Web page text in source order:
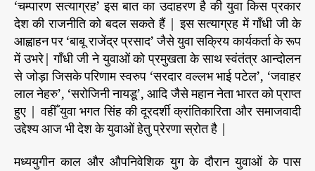
‘चम्पारण सत्याग्रह’ इस बात का उदाहरण है की युवा किस प्रकार
देश की राजनीति को बदल सकते हैं | इस सत्याग्रह में गाँधी जी के
आह्वाहन पर ‘बाबू राजेंद्र प्रसाद’ जैसे युवा सक्रिय कार्यकर्ता के रूप
में उभरे| गाँधी जी ने युवाओं को प्रमुखता के साथ स्वंतंत्र आन्दोलन
से जोड़ा जिसके परिणाम स्वरुप ‘सरदार वल्लभ भाई पटेल’, ‘जवाहर
लाल नेहरु’, ‘सरोजिनी नायडू’, आदि जैसे महान नेता भारत को प्राप्त
हुए | वहीँ युवा भगत सिंह की दूरदर्शी क्रांतिकारिता और समाजवादी
उद्देश्य आज भी देश के युवाओं हेतु प्रेरणा स्रोत है |
मध्ययुगीन काल और औपनिवेशिक युग के दौरान युवाओं के पास